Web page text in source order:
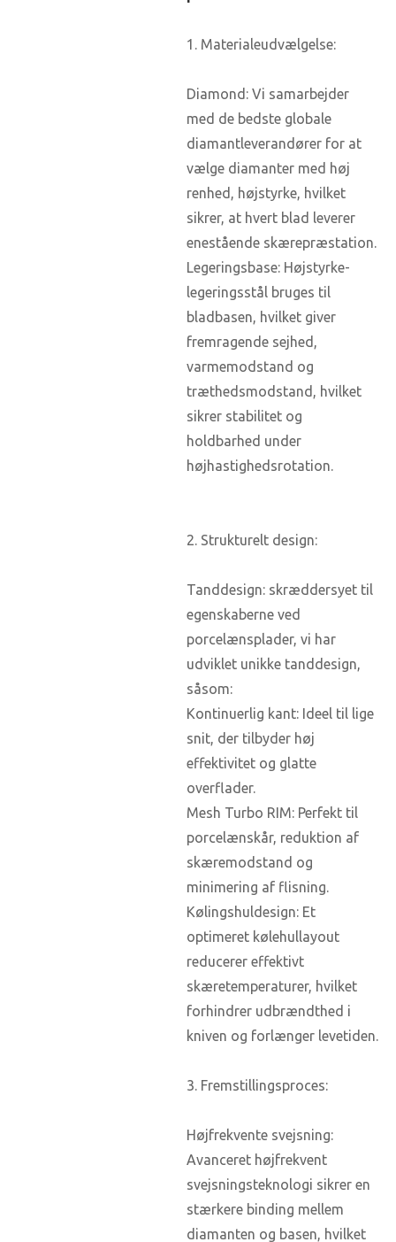
1. Materialeudvælgelse:
Diamond: Vi samarbejder
med de bedste globale
diamantleverandører for at
vælge diamanter med høj
renhed, højstyrke, hvilket
sikrer, at hvert blad leverer
enestående skærepræstation.
Legeringsbase: Højstyrke-
legeringsstål bruges til
bladbasen, hvilket giver
fremragende sejhed,
varmemodstand og
træthedsmodstand, hvilket
sikrer stabilitet og
holdbarhed under
højhastighedsrotation.
2. Strukturelt design:
Tanddesign: skræddersyet til
egenskaberne ved
porcelænsplader, vi har
udviklet unikke tanddesign,
såsom:
Kontinuerlig kant: Ideel til lige
snit, der tilbyder høj
effektivitet og glatte
overflader.
Mesh Turbo RIM: Perfekt til
porcelænskår, reduktion af
skæremodstand og
minimering af flisning.
Kølingshuldesign: Et
optimeret kølehullayout
reducerer effektivt
skæretemperaturer, hvilket
forhindrer udbrændthed i
kniven og forlænger levetiden.
3. Fremstillingsproces:
Højfrekvente svejsning:
Avanceret højfrekvent
svejsningsteknologi sikrer en
stærkere binding mellem
diamanten og basen, hvilket